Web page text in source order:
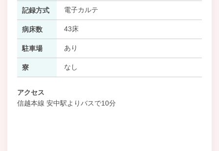
記録方式 電子カルテ
病床数 43床
駐車場 あり
寮 なし
アクセス
信越本線 安中駅よりバスで10分